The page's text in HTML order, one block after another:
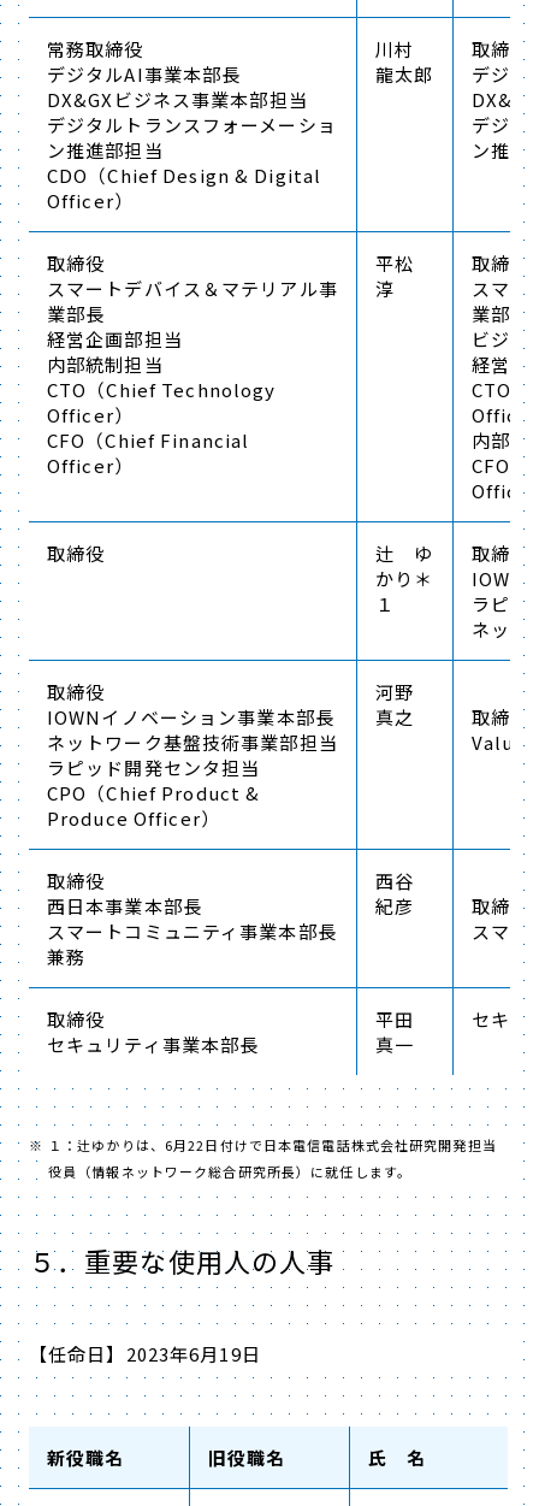
常務取締役
デジタルAI事業本部長
DX&GXビジネス事業本部担当
デジタルトランスフォーメーショ
ン推進部担当
CDO（Chief Design & Digital
Officer）
川村
龍太郎
取締役
デジタ
デジタ
ン推進
取締役
スマートデバイス＆マテリアル事
業部長
経営企画部担当
内部統制担当
CTO（Chief Technology
Officer）
CFO（Chief Financial
Officer）
平松
淳
取締役
スマー
業部長
ビジネ
経営企
CTO
内部統
CFO
取締役
辻 ゆ
かり＊
１
取締役
IOWN
ラピッ
ネット
取締役
IOWNイノベーション事業本部長
ネットワーク基盤技術事業部担当
ラピッド開発センタ担当
CPO（Chief Product &
Produce Officer）
河野
真之
取締役
Value
取締役
西日本事業本部長
スマートコミュニティ事業本部長
兼務
西谷
紀彦
取締役
スマー
取締役
セキュリティ事業本部長
平田
真一
セキュ
１：辻ゆかりは、6月22日付けで日本電信電話株式会社研究開発担当
役員（情報ネットワーク総合研究所長）に就任します。
５．重要な使用人の人事
【任命日】2023年6月19日
新役職名 旧役職名 氏 名